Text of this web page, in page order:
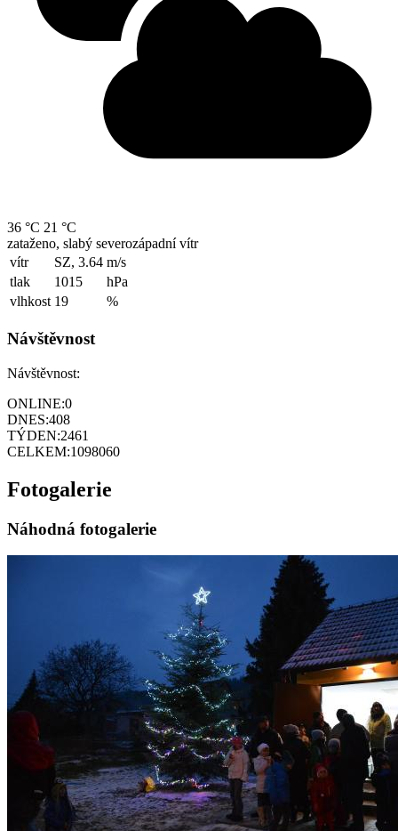
36 °C 21 °C
zataženo, slabý severozápadní vítr
vítr
SZ, 3.64 m/s
tlak
1015
hPa
vlhkost 19 %
Návštěvnost
Návštěvnost:
ONLINE:0
DNES:408
TÝDEN:2461
CELKEM:1098060
Fotogalerie
Náhodná fotogalerie